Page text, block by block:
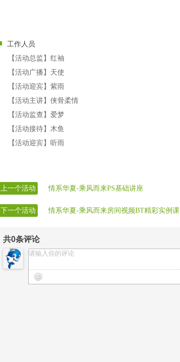
工作人员
【活动总监】红袖
【活动广播】天使
【活动迎宾】紫雨
【活动主讲】侠骨柔情
【活动监查】爱梦
【活动接待】木鱼
【活动迎宾】听雨
上一个活动 情系华夏-乘风而来PS基础讲座
下一个活动 情系华夏-乘风而来房间视频BT精彩实例课
共0条评论